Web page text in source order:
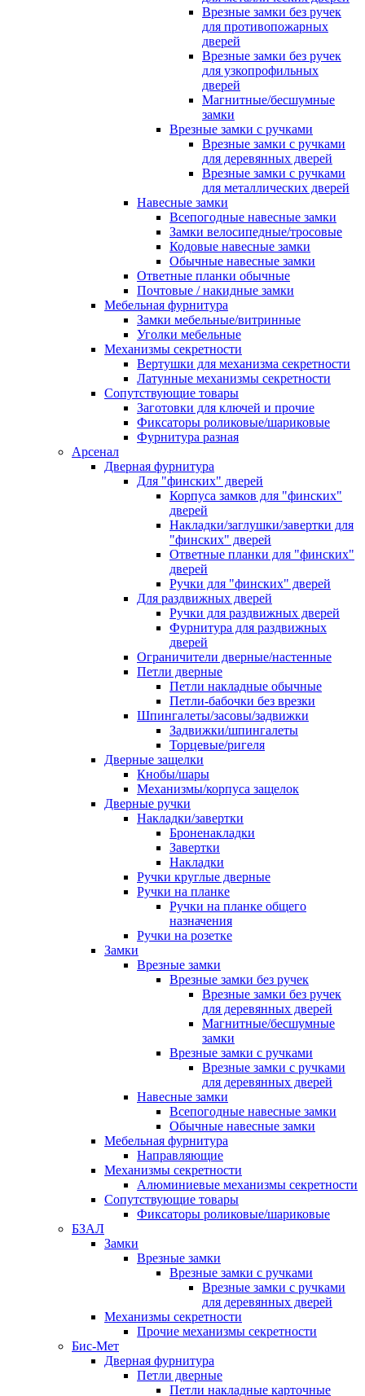
Врезные замки без ручек
для противопожарных
дверей
Врезные замки без ручек
для узкопрофильных
дверей
Магнитные/бесшумные
замки
Врезные замки с ручками
Врезные замки с ручками
для деревянных дверей
Врезные замки с ручками
для металлических дверей
Навесные замки
Всепогодные навесные замки
Замки велосипедные/тросовые
Кодовые навесные замки
Обычные навесные замки
Ответные планки обычные
Почтовые / накидные замки
Мебельная фурнитура
Замки мебельные/витринные
Уголки мебельные
Механизмы секретности
Вертушки для механизма секретности
Латунные механизмы секретности
Сопутствующие товары
Заготовки для ключей и прочие
Фиксаторы роликовые/шариковые
Фурнитура разная
Арсенал
Дверная фурнитура
Для "финских" дверей
Корпуса замков для "финских"
дверей
Накладки/заглушки/завертки для
"финских" дверей
Ответные планки для "финских"
дверей
Ручки для "финских" дверей
Для раздвижных дверей
Ручки для раздвижных дверей
Фурнитура для раздвижных
дверей
Ограничители дверные/настенные
Петли дверные
Петли накладные обычные
Петли-бабочки без врезки
Шпингалеты/засовы/задвижки
Задвижки/шпингалеты
Торцевые/ригеля
Дверные защелки
Кнобы/шары
Механизмы/корпуса защелок
Дверные ручки
Накладки/завертки
Броненакладки
Завертки
Накладки
Ручки круглые дверные
Ручки на планке
Ручки на планке общего
назначения
Ручки на розетке
Замки
Врезные замки
Врезные замки без ручек
Врезные замки без ручек
для деревянных дверей
Магнитные/бесшумные
замки
Врезные замки с ручками
Врезные замки с ручками
для деревянных дверей
Навесные замки
Всепогодные навесные замки
Обычные навесные замки
Мебельная фурнитура
Направляющие
Механизмы секретности
Алюминиевые механизмы секретности
Сопутствующие товары
Фиксаторы роликовые/шариковые
БЗАЛ
Замки
Врезные замки
Врезные замки с ручками
Врезные замки с ручками
для деревянных дверей
Механизмы секретности
Прочие механизмы секретности
Бис-Мет
Дверная фурнитура
Петли дверные
Петли накладные карточные